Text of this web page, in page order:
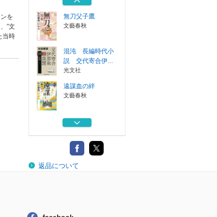
を
“文
当時
無刀父子鷹
文藝春秋
混沌 長編時代小
説 交代寄合伊...
光文社
遠謀血の絆
文藝春秋
朝廷 長編時代小
光文社
無刀父子鷹
文藝春秋
返品について